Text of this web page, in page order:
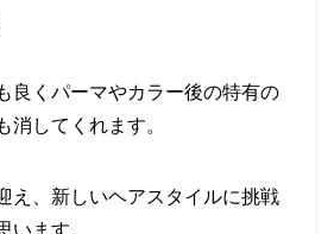
良くパーマやカラー後の特有の
消してくれます。
え、新しいヘアスタイルに挑戦